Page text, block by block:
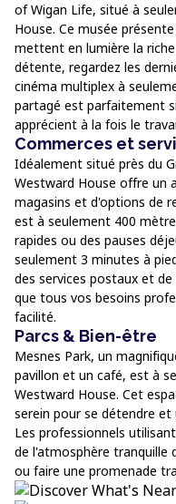
of Wigan Life, situé à
House. Ce musée
mettent en lumière la
détente, regardez les
cinéma multiplex à
partagé est parfaitement
apprécient à la fois le
Commerces et
Idéalement situé près du
Westward House offre un
magasins et d'options de
est à seulement 400
rapides ou des pauses
seulement 3 minutes à
des services postaux et
que tous vos besoins
facilité.
Parcs & Bien-être
Mesnes Park, un
pavillon et un café, est à
Westward House. Cet
serein pour se détendre et
Les professionnels
de l'atmosphère tranquille
ou faire une promenade